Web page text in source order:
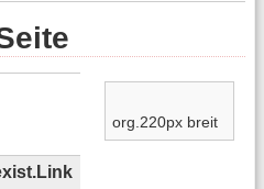
org.220px breit